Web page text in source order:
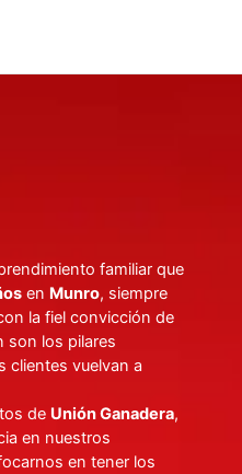
familiar que
en Munro, siempre
la fiel convicción de
son los pilares
clientes vuelvan a
de Unión Ganadera,
en nuestros
en tener los